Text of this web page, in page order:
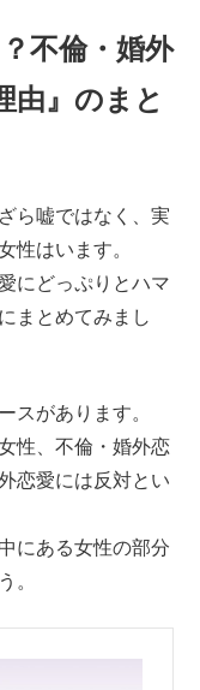
不倫・婚外
由』のまと
ら嘘ではなく、実
性はいます。
にどっぷりとハマ
まとめてみまし
スがあります。
性、不倫・婚外恋
恋愛には反対とい
にある女性の部分
。